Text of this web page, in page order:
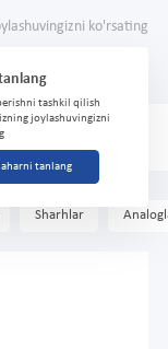
ko'rsating
tashkil qilish
joylashuvingizni
tanlang
Sharhlar